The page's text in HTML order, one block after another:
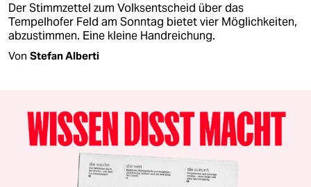
Der Stimmzettel zum Volksentscheid über das
Tempelhofer Feld am Sonntag bietet vier Möglichkeiten,
abzustimmen. Eine kleine Handreichung.
Von Stefan Alberti